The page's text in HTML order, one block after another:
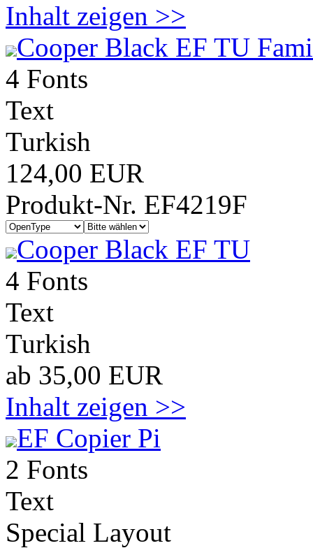
Inhalt zeigen >>
Cooper Black EF TU
4 Fonts
Text
Turkish
124,00 EUR
Produkt-Nr. EF4219F
Cooper Black EF TU
4 Fonts
Text
Turkish
ab 35,00 EUR
Inhalt zeigen >>
EF Copier Pi
2 Fonts
Text
Special Layout